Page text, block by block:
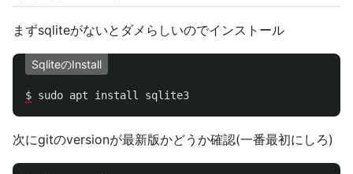
まずsqliteがないとダメらしいのでインストール
SqliteのInstall
$ sudo apt install sqlite3
次にgitのversionが最新版かどうか確認(一番最初にしろ)